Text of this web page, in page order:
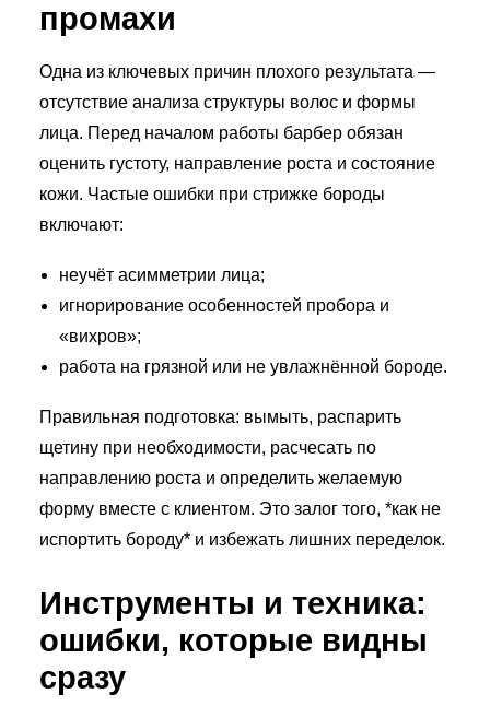
промахи
Одна из ключевых причин плохого результата —
отсутствие анализа структуры волос и формы
лица. Перед началом работы барбер обязан
оценить густоту, направление роста и состояние
кожи. Частые ошибки при стрижке бороды
включают:
неучёт асимметрии лица;
игнорирование особенностей пробора и
«вихров»;
работа на грязной или не увлажнённой бороде.
Правильная подготовка: вымыть, распарить
щетину при необходимости, расчесать по
направлению роста и определить желаемую
форму вместе с клиентом. Это залог того, *как не
испортить бороду* и избежать лишних переделок.
Инструменты и техника:
ошибки, которые видны
сразу